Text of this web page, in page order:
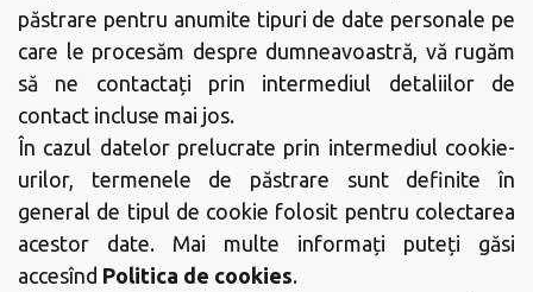
păstrare pentru anumite tipuri de date personale pe
care le procesăm despre dumneavoastră, vă rugăm
să ne contactați prin intermediul detaliilor de
contact incluse mai jos.
În cazul datelor prelucrate prin intermediul cookie-
urilor, termenele de păstrare sunt definite în
general de tipul de cookie folosit pentru colectarea
acestor date. Mai multe informați puteți găsi
accesînd Politica de cookies.